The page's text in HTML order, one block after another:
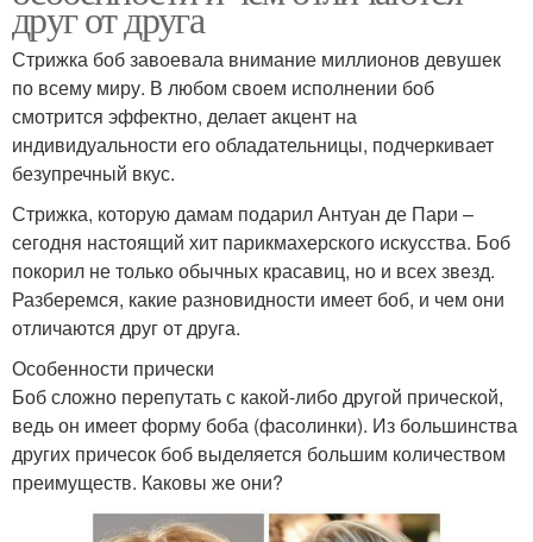
друг от друга
Стрижка боб завоевала внимание миллионов девушек
по всему миру. В любом своем исполнении боб
смотрится эффектно, делает акцент на
индивидуальности его обладательницы, подчеркивает
безупречный вкус.
Стрижка, которую дамам подарил Антуан де Пари –
сегодня настоящий хит парикмахерского искусства. Боб
покорил не только обычных красавиц, но и всех звезд.
Разберемся, какие разновидности имеет боб, и чем они
отличаются друг от друга.
Особенности прически
Боб сложно перепутать с какой-либо другой прической,
ведь он имеет форму боба (фасолинки). Из большинства
других причесок боб выделяется большим количеством
преимуществ. Каковы же они?